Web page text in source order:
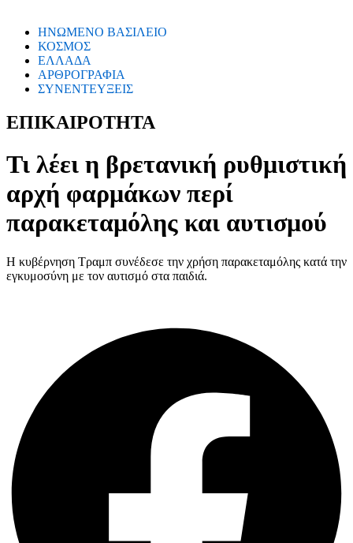
ΗΝΩΜΕΝΟ ΒΑΣΙΛΕΙΟ
ΚΟΣΜΟΣ
ΕΛΛΑΔΑ
ΑΡΘΡΟΓΡΑΦΙΑ
ΣΥΝΕΝΤΕΥΞΕΙΣ
ΕΠΙΚΑΙΡΟΤΗΤΑ
Τι λέει η βρετανική ρυθμιστική
αρχή φαρμάκων περί
παρακεταμόλης και αυτισμού
Η κυβέρνηση Τραμπ συνέδεσε την χρήση παρακεταμόλης κατά την
εγκυμοσύνη με τον αυτισμό στα παιδιά.